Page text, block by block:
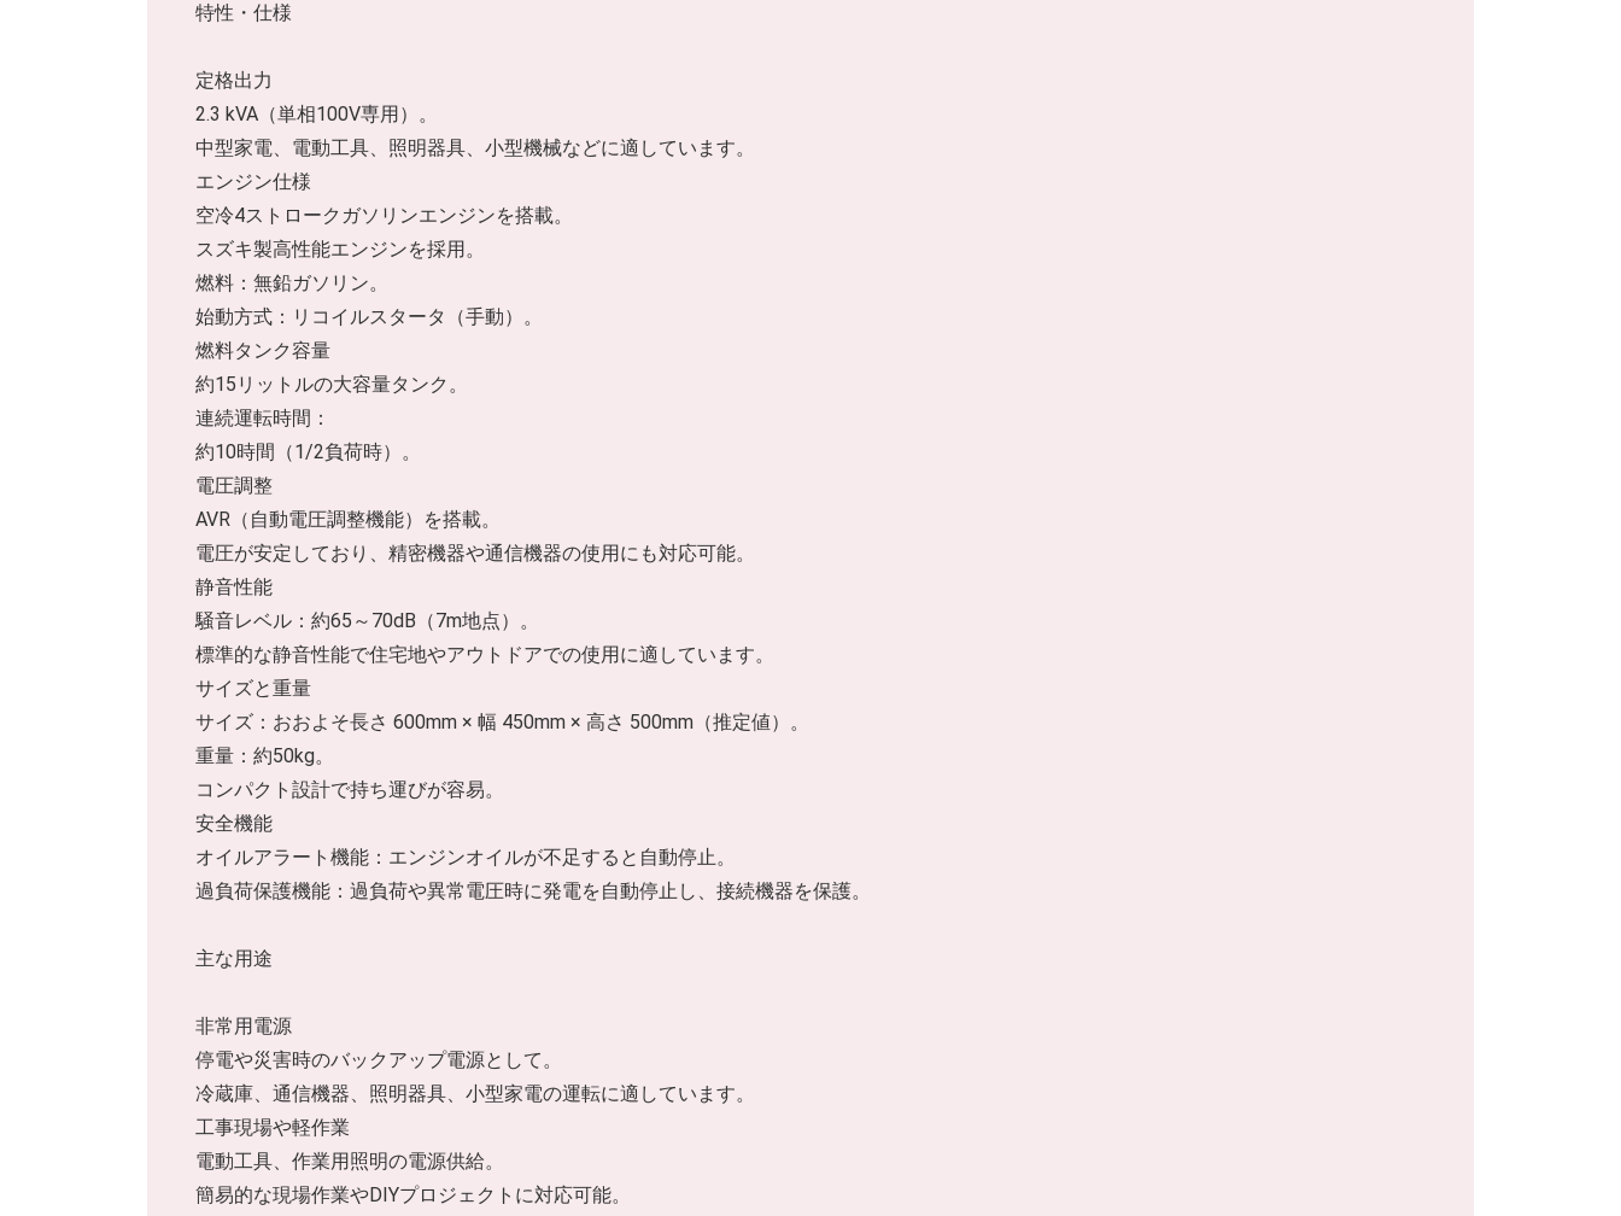
特性・仕様
定格出力
2.3 kVA（単相100V専用）。
中型家電、電動工具、照明器具、小型機械などに適しています。
エンジン仕様
空冷4ストロークガソリンエンジンを搭載。
スズキ製高性能エンジンを採用。
燃料：無鉛ガソリン。
始動方式：リコイルスタータ（手動）。
燃料タンク容量
約15リットルの大容量タンク。
連続運転時間：
約10時間（1/2負荷時）。
電圧調整
AVR（自動電圧調整機能）を搭載。
電圧が安定しており、精密機器や通信機器の使用にも対応可能。
静音性能
騒音レベル：約65～70dB（7m地点）。
標準的な静音性能で住宅地やアウトドアでの使用に適しています。
サイズと重量
サイズ：おおよそ長さ 600mm × 幅 450mm × 高さ 500mm（推定値）。
重量：約50kg。
コンパクト設計で持ち運びが容易。
安全機能
オイルアラート機能：エンジンオイルが不足すると自動停止。
過負荷保護機能：過負荷や異常電圧時に発電を自動停止し、接続機器を保護。
主な用途
非常用電源
停電や災害時のバックアップ電源として。
冷蔵庫、通信機器、照明器具、小型家電の運転に適しています。
工事現場や軽作業
電動工具、作業用照明の電源供給。
簡易的な現場作業やDIYプロジェクトに対応可能。